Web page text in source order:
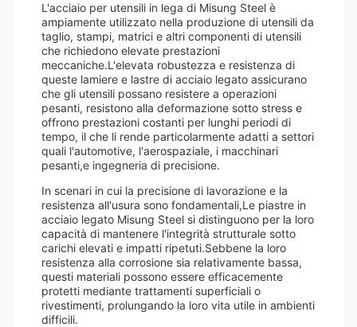
L'acciaio per utensili in lega di Misung Steel è
ampiamente utilizzato nella produzione di utensili da
taglio, stampi, matrici e altri componenti di utensili
che richiedono elevate prestazioni
meccaniche.L'elevata robustezza e resistenza di
queste lamiere e lastre di acciaio legato assicurano
che gli utensili possano resistere a operazioni
pesanti, resistono alla deformazione sotto stress e
offrono prestazioni costanti per lunghi periodi di
tempo, il che li rende particolarmente adatti a settori
quali l'automotive, l'aerospaziale, i macchinari
pesanti,e ingegneria di precisione.
In scenari in cui la precisione di lavorazione e la
resistenza all'usura sono fondamentali,Le piastre in
acciaio legato Misung Steel si distinguono per la loro
capacità di mantenere l'integrità strutturale sotto
carichi elevati e impatti ripetuti.Sebbene la loro
resistenza alla corrosione sia relativamente bassa,
questi materiali possono essere efficacemente
protetti mediante trattamenti superficiali o
rivestimenti, prolungando la loro vita utile in ambienti
difficili.